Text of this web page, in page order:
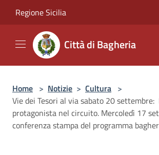
Regione Sicilia
Città di Bagheria
Home > Notizie > Cultura >
Vie dei Tesori al via sabato 20
protagonista nel circuito. Mercoledì 17
conferenza stampa del programma